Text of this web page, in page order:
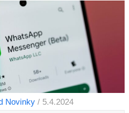
Novinky / 5.4.2024